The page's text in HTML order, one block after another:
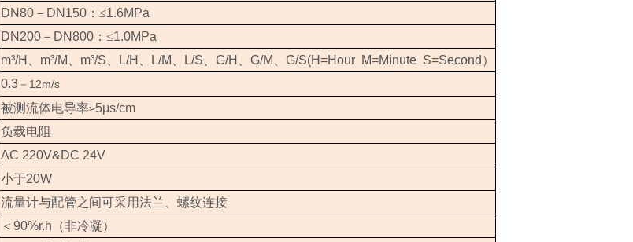
DN80 － DN150 ：≤1.6MPa
DN200 － DN800 ：≤1.0MPa
m³/H m³/M m³/S L/H L/M L/S G/H G/M G/S(H=Hour M=Minute S=Second ）
0.3 － 12m/s
被测流体电导率≥5μs/cm
负载电阻
AC 220V&DC 24V
小于20W
流量计与配管之间可采用法兰、螺纹连接
＜ 90%r.h （非冷凝）